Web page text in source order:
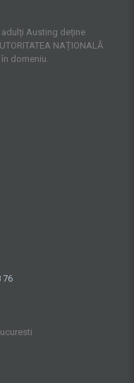
Austing deține
NAȚIONALĂ
domeniu.
76